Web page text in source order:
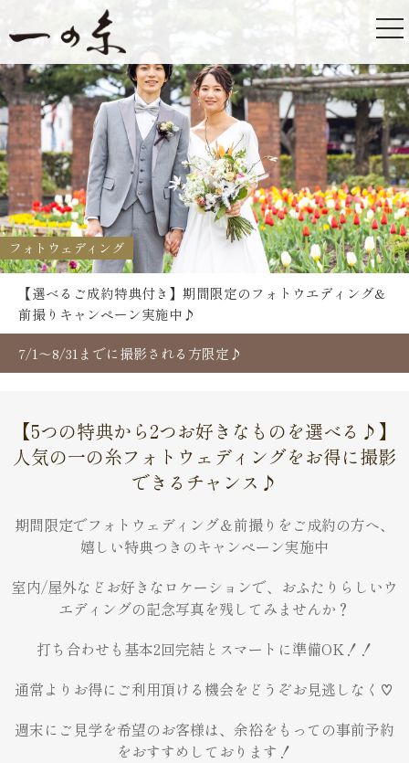
【選べるご成約特典付き】期間限定のフォトウエディング&
前撮りキャンペーン実施中♪
7/1～8/31までに撮影される方限定♪
フォトウェディング
【5つの特典から2つお好きなものを選べる♪】
人気の一の糸フォトウェディングをお得に撮影
できるチャンス♪
期間限定でフォトウェディング＆前撮りをご成約の方へ、
嬉しい特典つきのキャンペーン実施中
室内/屋外などお好きなロケーションで、おふたりらしいウ
エディングの記念写真を残してみませんか？
打ち合わせも基本2回完結とスマートに準備OK！！
通常よりお得にご利用頂ける機会をどうぞお見逃しなく♡
週末にご見学を希望のお客様は、余裕をもっての事前予約
をおすすめしております！